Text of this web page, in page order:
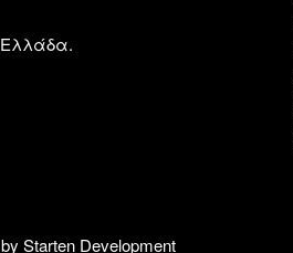
Ελλάδα.
Starten Development